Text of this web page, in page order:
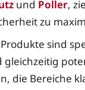
und Poller,
zu
sind
die Bereiche